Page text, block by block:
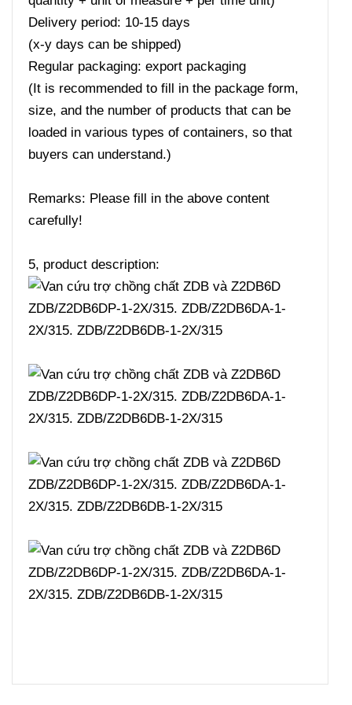
Delivery period: 10-15 days
(x-y days can be shipped)
Regular packaging: export packaging
(It is recommended to fill in the package form,
size, and the number of products that can be
loaded in various types of containers, so that
buyers can understand.)
Remarks: Please fill in the above content
carefully!
5, product description: